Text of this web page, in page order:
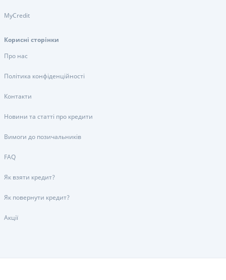
MyCredit
Корисні сторінки
Про нас
Політика конфіденційності
Контакти
Новини та статті про кредити
Вимоги до позичальників
FAQ
Як взяти кредит?
Як повернути кредит?
Акції